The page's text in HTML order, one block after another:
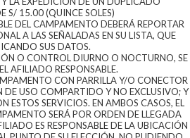
S/ 15.00 (QUINCE SOLES)
DEL CAMPAMENTO DEBERÁ REPORTAR
A LAS SEÑALADAS EN SU LISTA, QUE
SUS DATOS.
O CONTROL DIURNO O NOCTURNO, SE
AFILIADO RESPONSABLE.
CON PARRILLA Y/O CONECTOR
DE USO COMPARTIDO Y NO EXCLUSIVO; Y
ESTOS SERVICIOS. EN AMBOS CASOS, EL
SERÁ POR ORDEN DE LLEGADA
ES RESPONSABLE DE LA UBICACIÓN